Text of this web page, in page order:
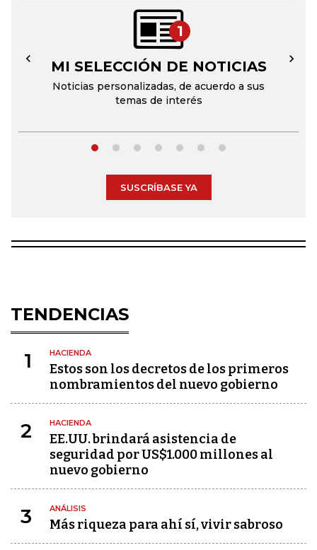
1
MI SELECCIÓN DE NOTICIAS
Noticias personalizadas, de acuerdo a sus
temas de interés
← →
SUSCRÍBASE YA
TENDENCIAS
1 HACIENDA
Estos son los decretos de los primeros
nombramientos del nuevo gobierno
2 HACIENDA
EE.UU. brindará asistencia de
seguridad por US$1.000 millones al
nuevo gobierno
3 ANÁLISIS
Más riqueza para ahí sí, vivir sabroso